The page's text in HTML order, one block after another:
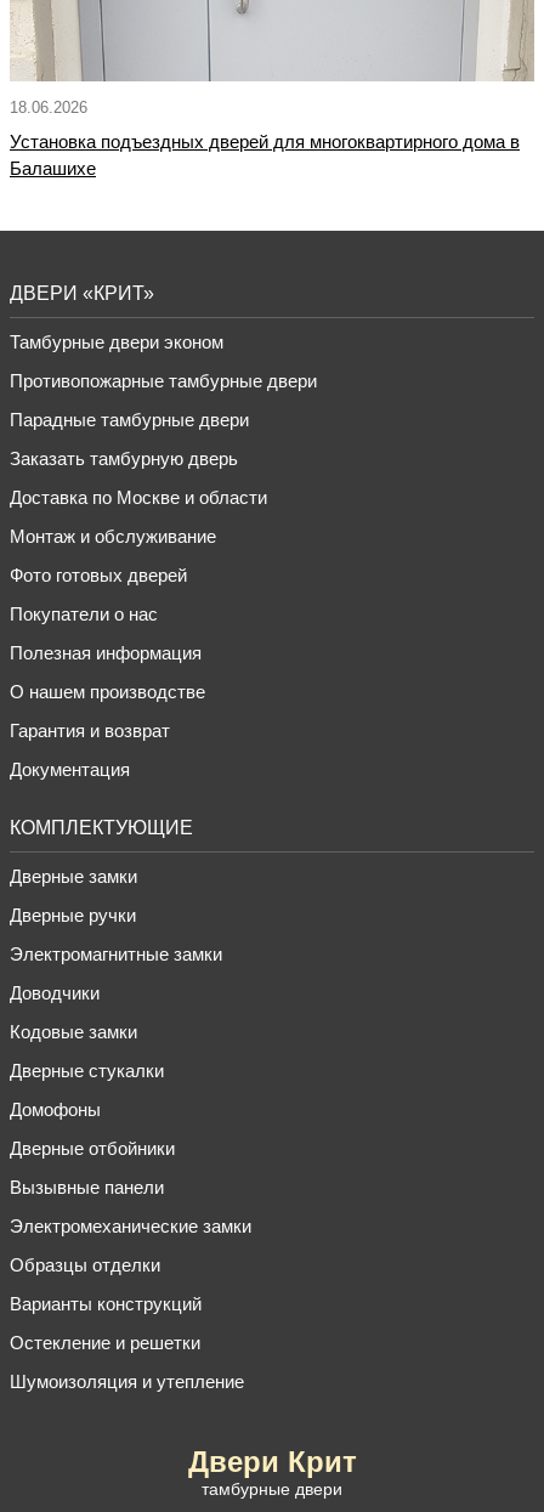
18.06.2026
Установка подъездных дверей для многоквартирного дома в
Балашихе
Двери Крит
тамбурные двери
ДВЕРИ «КРИТ»
Тамбурные двери эконом
Противопожарные тамбурные двери
Парадные тамбурные двери
Заказать тамбурную дверь
Доставка по Москве и области
Монтаж и обслуживание
Фото готовых дверей
Покупатели о нас
Полезная информация
О нашем производстве
Гарантия и возврат
Документация
КОМПЛЕКТУЮЩИЕ
Дверные замки
Дверные ручки
Электромагнитные замки
Доводчики
Кодовые замки
Дверные стукалки
Домофоны
Дверные отбойники
Вызывные панели
Электромеханические замки
Образцы отделки
Варианты конструкций
Остекление и решетки
Шумоизоляция и утепление